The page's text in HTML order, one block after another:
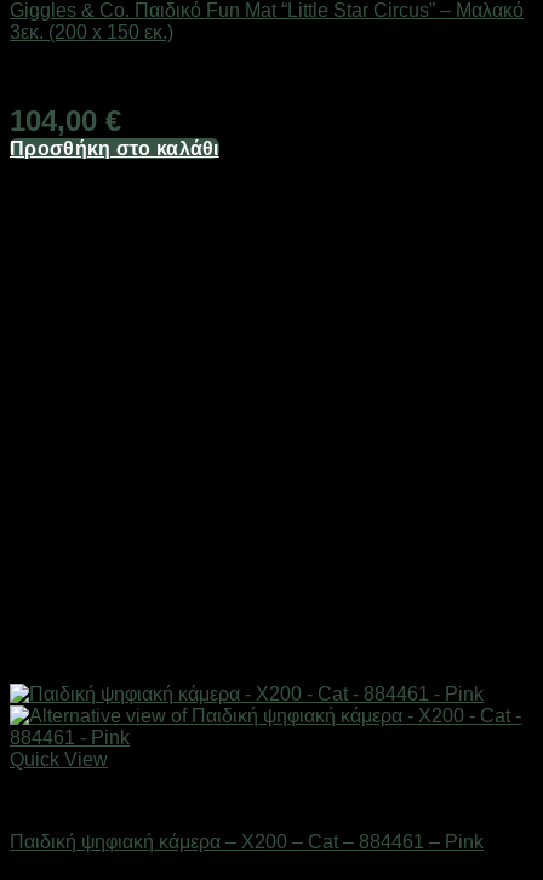
Giggles & Co. Παιδικό Fun Mat “Little Star Circus” – Μαλακό
3εκ. (200 x 150 εκ.)
104,00 €
Προσθήκη στο καλάθι
Quick View
Παιδική ψηφιακή κάμερα – X200 – Cat – 884461 – Pink